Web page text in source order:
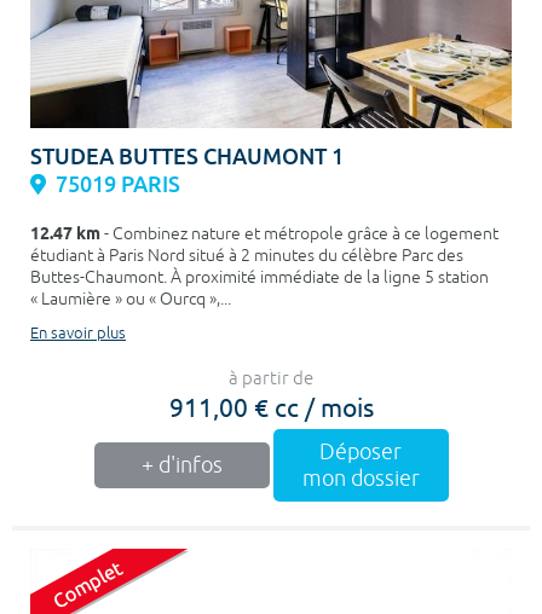
STUDEA BUTTES CHAUMONT 1
75019 PARIS
12.47 km- Combinez nature et métropole grâce à ce logement
étudiant à Paris Nord situé à 2 minutes du célèbre Parc des
Buttes-Chaumont. À proximité immédiate de la ligne 5 station
« Laumière » ou « Ourcq »,...
En savoir plus
à partir de
911,00 € cc / mois
+ d'infos
Déposer
mon dossier